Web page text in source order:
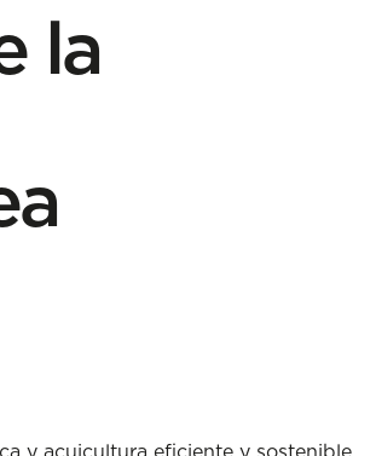
la
y acuicultura eficiente y sostenible